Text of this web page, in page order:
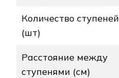
Количество ступеней
(шт)
Расстояние между
ступенями (см)